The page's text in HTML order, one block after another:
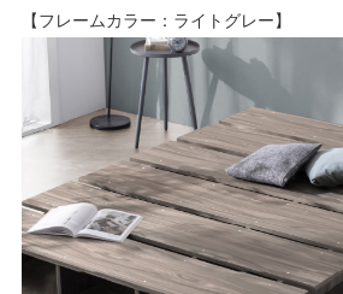
【フレームカラー：ライトグレー】